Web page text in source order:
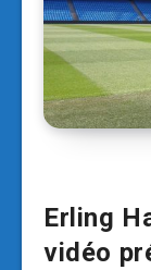
Erling
vidéo